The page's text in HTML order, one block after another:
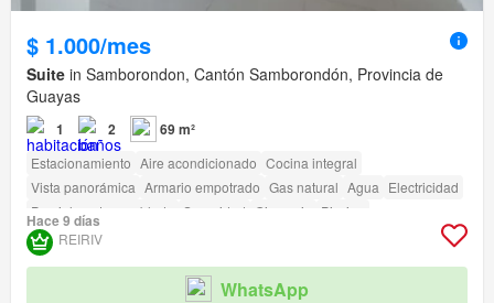
$ 1.000/mes
Suite in Samborondon, Cantón Samborondón, Provincia de
Guayas
1 2 69 m²
Estacionamiento Aire acondicionado Cocina integral
Vista panorámica Armario empotrado Gas natural Agua Electricidad
Parcialmente amoblado
Seguridad Gimnasio
Piscina
Área para niños
Acceso para personas con discapacidad
Hace 9 días
REIRIV
WhatsApp